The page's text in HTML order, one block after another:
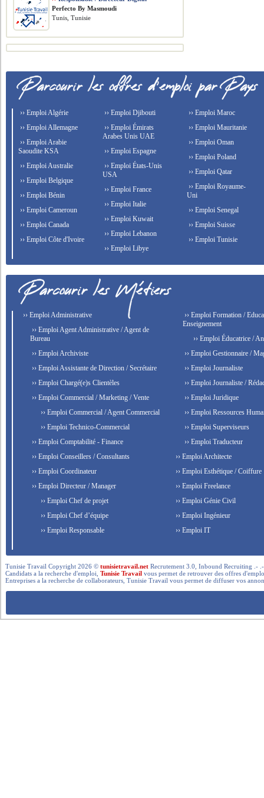
Perfecto By Masmoudi
Tunis, Tunisie
›› Emploi Algérie
›› Emploi Allemagne
›› Emploi Arabie
Saoudite KSA
›› Emploi Australie
›› Emploi Belgique
›› Emploi Bénin
›› Emploi Cameroun
›› Emploi Canada
›› Emploi Côte d'Ivoire
›› Emploi Djibouti
›› Emploi Émirats
Arabes Unis UAE
›› Emploi Espagne
›› Emploi États-Unis
USA
›› Emploi France
›› Emploi Italie
›› Emploi Kuwait
›› Emploi Lebanon
›› Emploi Libye
›› Emploi Maroc
›› Emploi Mauritanie
›› Emploi Oman
›› Emploi Poland
›› Emploi Qatar
›› Emploi Royaume-
Uni
›› Emploi Senegal
›› Emploi Suisse
›› Emploi Tunisie
›› Emploi Administrative
›› Emploi Agent Administrative / Agent de
Bureau
›› Emploi Archiviste
›› Emploi Assistante de Direction / Secrétaire
›› Emploi Chargé(e)s Clientèles
›› Emploi Commercial / Marketing / Vente
›› Emploi Commercial / Agent Commercial
›› Emploi Technico-Commercial
›› Emploi Comptabilité - Finance
›› Emploi Conseillers / Consultants
›› Emploi Coordinateur
›› Emploi Directeur / Manager
›› Emploi Chef de projet
›› Emploi Chef d’équipe
›› Emploi Responsable
›› Emploi Formation /
Enseignement
›› Emploi Éducatrice /
›› Emploi Gestionnaire /
›› Emploi Journaliste
›› Emploi Journaliste /
›› Emploi Juridique
›› Emploi Ressources
›› Emploi Superviseurs
›› Emploi Traducteur
›› Emploi Architecte
›› Emploi Esthétique / Coiffure
›› Emploi Freelance
›› Emploi Génie Civil
›› Emploi Ingénieur
›› Emploi IT
Tunisie Travail Copyright 2026 ©tunisietravail.net Recrutement 3.0, Inbound Recruiting .-
Candidats a la recherche d'emploi,Tunisie Travail vous permet de retrouver des offres
Entreprises a la recherche de collaborateurs, Tunisie Travail vous permet de diffuser vos